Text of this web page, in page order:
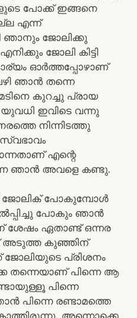
പോക്ക് ഇങ്ങനെ
എന്ന്
ഞാനും ജോലിക്കു
ജോലി കിട്ടി
ഓർത്തപ്പോഴാണ്
ഞാൻ തന്നെ
കുറച്ചു പ്രായ
ഇവിടെ വന്നു
നിന്നിടത്തു
എന്റെ
ഞാൻ അവളെ കണ്ടു.
ജോലിക് പോകുമ്പോൾ
പോകും ഞാൻ
ശേഷം ഏതാണ്ട് ഒന്നര
അടുത്ത കുഞ്ഞിന്
ജോലിയുടെ പ്രിശനം
തന്നെയാണ് പിന്നെ ആ
പിന്നെ
പിന്നെ രണ്ടാമത്തെ
അന്നൊക്കെ